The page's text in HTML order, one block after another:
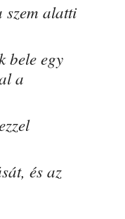
szem alatti
bele egy
a
és az